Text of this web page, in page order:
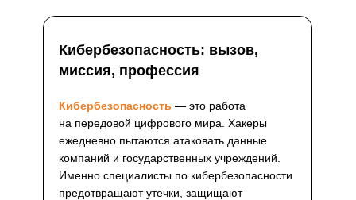
Кибербезопасность: вызов,
миссия, профессия
Кибербезопасность — это работа
на передовой цифрового мира. Хакеры
ежедневно пытаются атаковать данные
компаний и государственных учреждений.
Именно специалисты по кибербезопасности
предотвращают утечки, защищают